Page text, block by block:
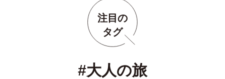
注目の
タグ
#大人の旅